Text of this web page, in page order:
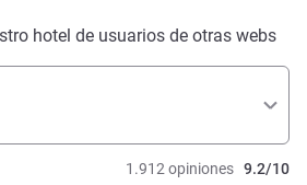
hotel de usuarios de otras webs
1.912 opiniones 9.2/10